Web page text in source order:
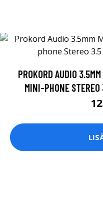
PROKORD AUDIO
MINI-PHONE STEREO